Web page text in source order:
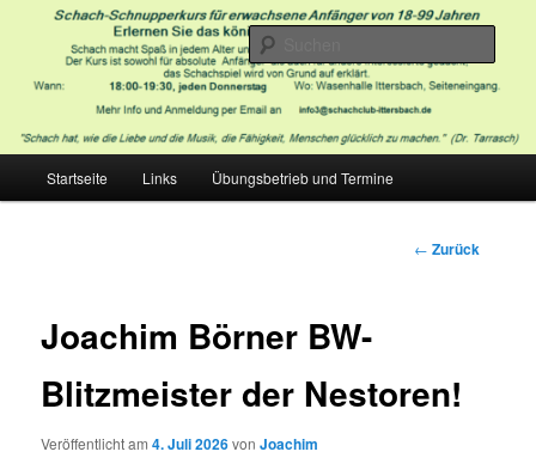
Schachclub Ittersbach
Startseite Links Übungsbetrieb und Termine
← Zurück
Joachim Börner BW-
Blitzmeister der Nestoren!
Veröffentlicht am4. Juli 2026vonJoachim